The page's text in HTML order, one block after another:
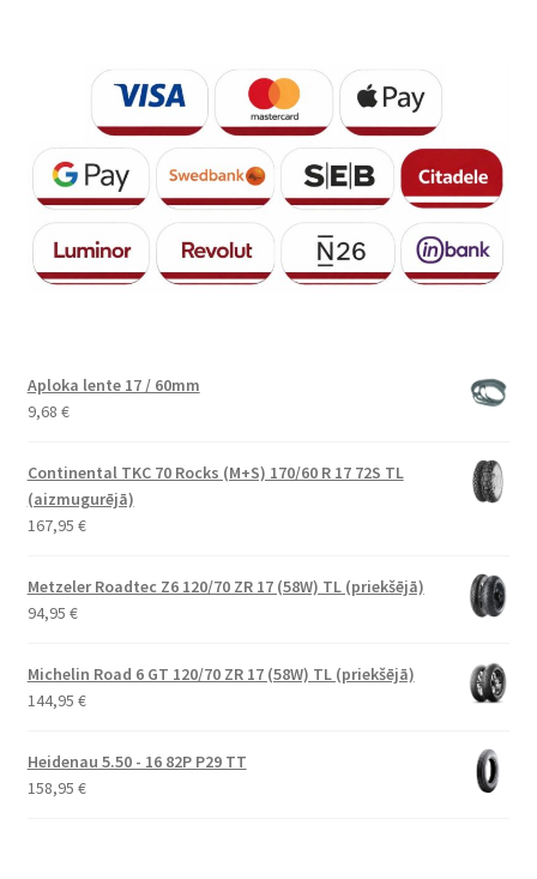
Aploka lente 17 / 60mm
9,68 €
Continental TKC 70 Rocks (M+S) 170/60 R 17 72S TL
(aizmugurējā)
167,95 €
Metzeler Roadtec Z6 120/70 ZR 17 (58W) TL (priekšējā)
94,95 €
Michelin Road 6 GT 120/70 ZR 17 (58W) TL (priekšējā)
144,95 €
Heidenau 5.50 - 16 82P P29 TT
158,95 €